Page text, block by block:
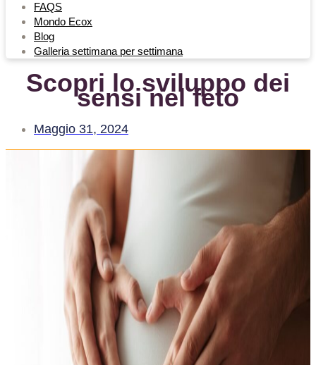
FAQS
Mondo Ecox
Blog
Galleria settimana per settimana
Scopri lo sviluppo dei
sensi nel feto
Maggio 31, 2024